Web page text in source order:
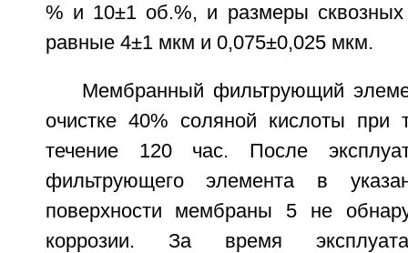
% и 10±1 об.%, и размеры сквозных
равные 4±1 мкм и 0,075±0,025 мкм.
Мембранный фильтрующий
очистке 40% соляной кислоты при
течение 120 час. После
фильтрующего элемента в
поверхности мембраны 5 не
коррозии. За время